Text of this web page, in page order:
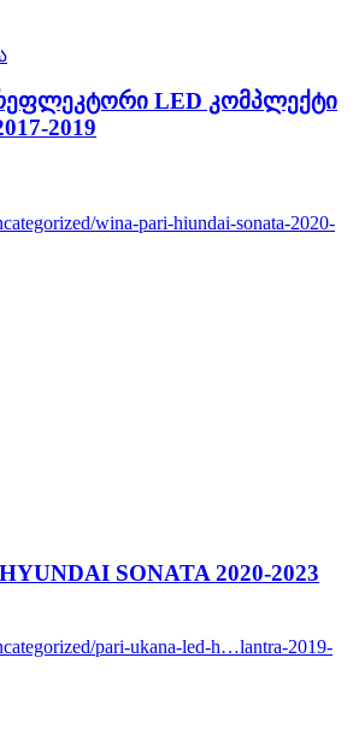
რეფლეკტორი LED კომპლექტი
2019
SONATA 2020-2023